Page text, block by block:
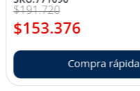
$191.720
$153.376
Compra rápida